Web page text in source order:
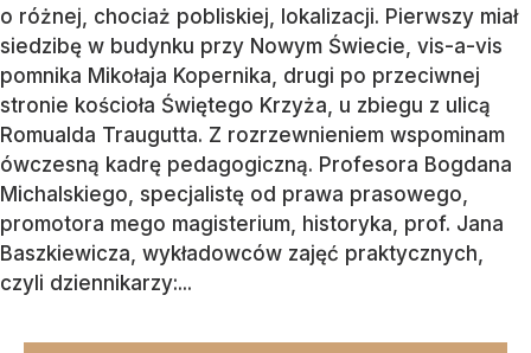
o różnej, chociaż pobliskiej, lokalizacji. Pierwszy miał
siedzibę w budynku przy Nowym Świecie, vis-a-vis
pomnika Mikołaja Kopernika, drugi po przeciwnej
stronie kościoła Świętego Krzyża, u zbiegu z ulicą
Romualda Traugutta. Z rozrzewnieniem wspominam
ówczesną kadrę pedagogiczną. Profesora Bogdana
Michalskiego, specjalistę od prawa prasowego,
promotora mego magisterium, historyka, prof. Jana
Baszkiewicza, wykładowców zajęć praktycznych,
czyli dziennikarzy:...